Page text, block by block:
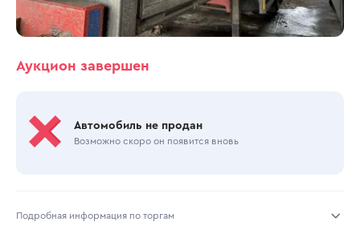
Аукцион завершен
Автомобиль не продан
Возможно скоро он появится вновь
Подробная информация по торгам